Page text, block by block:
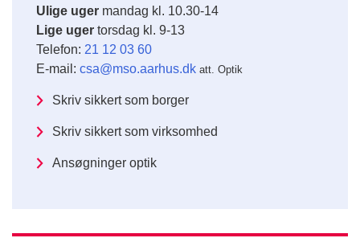
Ulige uger mandag kl. 10.30-14
Lige uger torsdag kl. 9-13
Telefon: 21 12 03 60
E-mail: csa@mso.aarhus.dk att. Optik
Skriv sikkert som borger
Skriv sikkert som virksomhed
Ansøgninger optik